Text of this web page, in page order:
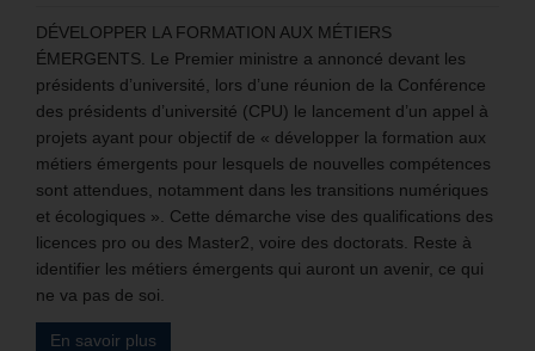
DÉVELOPPER LA FORMATION AUX MÉTIERS
ÉMERGENTS. Le Premier ministre a annoncé devant les
présidents d’université, lors d’une réunion de la Conférence
des présidents d’université (CPU) le lancement d’un appel à
projets ayant pour objectif de « développer la formation aux
métiers émergents pour lesquels de nouvelles compétences
sont attendues, notamment dans les transitions numériques
et écologiques ». Cette démarche vise des qualifications des
licences pro ou des Master2, voire des doctorats. Reste à
identifier les métiers émergents qui auront un avenir, ce qui
ne va pas de soi.
En savoir plus